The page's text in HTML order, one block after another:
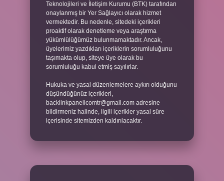
Teknolojileri ve İletişim Kurumu (BTK) tarafından
onaylanmış bir Yer Sağlayıcı olarak hizmet
vermektedir. Bu nedenle, sitedeki içerikleri
proaktif olarak denetleme veya araştırma
yükümlülüğümüz bulunmamaktadır. Ancak,
üyelerimiz yazdıkları içeriklerin sorumluluğunu
taşımakta olup, siteye üye olarak bu
sorumluluğu kabul etmiş sayılırlar.
Hukuka ve yasal düzenlemelere aykırı olduğunu
düşündüğünüz içerikleri,
backlinkpanelicomtr@gmail.com adresine
bildirmeniz halinde, ilgili içerikler yasal süre
içerisinde sitemizden kaldırılacaktır.